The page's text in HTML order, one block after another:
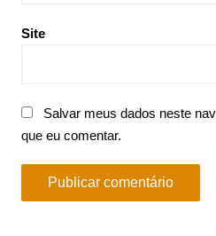
Site
Salvar meus dados neste
que eu comentar.